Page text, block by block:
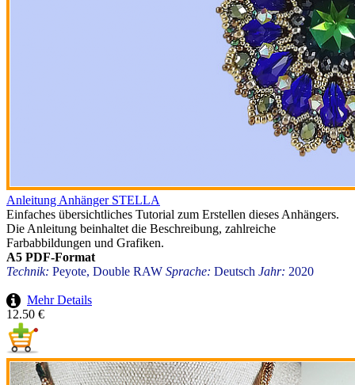
Anleitung Anhänger STELLA
Einfaches übersichtliches Tutorial zum Erstellen dieses Anhängers.
Die Anleitung beinhaltet die Beschreibung, zahlreiche
Farbabbildungen und Grafiken.
A5 PDF-Format
Technik: Peyote, Double RAW Sprache: Deutsch Jahr: 2020
Mehr Details
12.50 €